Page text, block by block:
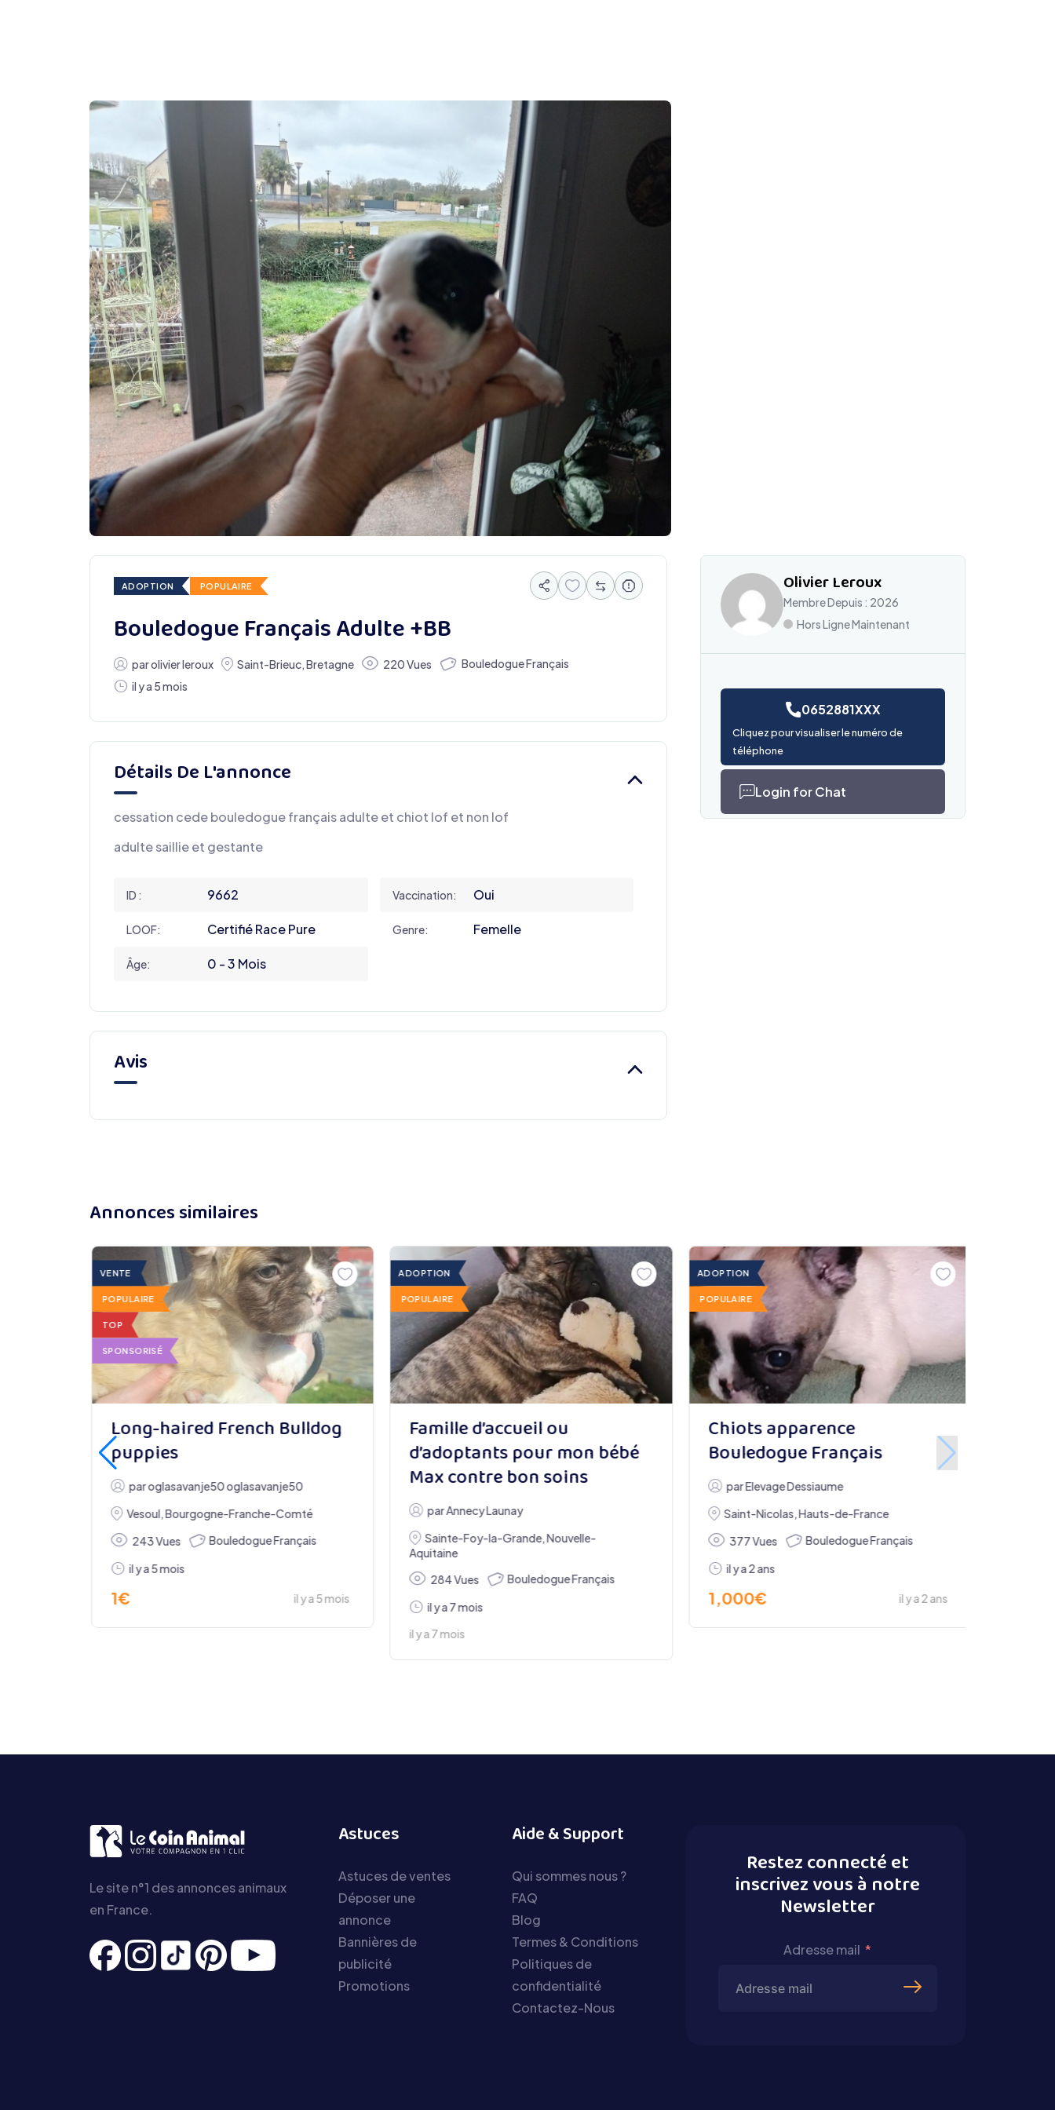
ADOPTION POPULAIRE
Bouledogue Français Adulte +BB
parolivier leroux Saint-Brieuc,Bretagne 220 Vues
Bouledogue Français
il y a 5 mois
Détails De L'annonce
cessation cede bouledogue français adulte et chiot lof et non lof
adulte saillie et gestante
ID : 9662 Vaccination: Oui
LOOF: Certifié Race Pure Genre: Femelle
Âge: 0 - 3 Mois
Avis
Olivier Leroux
Membre Depuis : 2026
Hors Ligne Maintenant
0652881XXX
Cliquez pour visualiser le numéro de
téléphone
Login for Chat
Annonces similaires
VENTE
POPULAIRE
TOP
SPONSORISÉ
Long-haired French Bulldog
puppies
paroglasavanje50 oglasavanje50
Vesoul,Bourgogne-Franche-Comté
243 Vues
Bouledogue Français
il y a 5 mois
1€ il y a 5 mois
ADOPTION
POPULAIRE
Famille d’accueil ou
d’adoptants pour mon bébé
Max contre bon soins
parAnnecy Launay
Sainte-Foy-la-Grande,Nouvelle-
Aquitaine
284 Vues
Bouledogue Français
il y a 7 mois
il y a 7 mois
ADOPTION
POPULAIRE
Chiots apparence
Bouledogue Français
parElevage Dessiaume
Saint-Nicolas,Hauts-de-France
377 Vues
Bouledogue Français
il y a 2 ans
1,000€ il y a 2 ans
Le site n°1 des annonces animaux
en France.
Astuces
Astuces de ventes
Déposer une
annonce
Bannières de
publicité
Promotions
Aide & Support
Qui sommes nous ?
FAQ
Blog
Termes & Conditions
Politiques de
confidentialité
Contactez-Nous
Restez connecté et
inscrivez vous à notre
Newsletter
Adresse mail